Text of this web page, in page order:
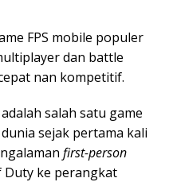
FPS mobile populer
dan battle
nan kompetitif.
adalah salah satu game
sejak pertama kali
first-person
ke perangkat